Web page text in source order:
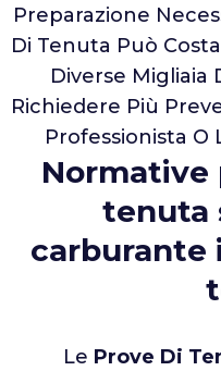
Preparazione
Di Tenuta Può
Diverse Migliaia
Richiedere Più
Professionista O
Normative
tenuta
carburante
Le Prove Di